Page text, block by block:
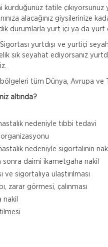
kurduğunuz tatile
alacağınız giysilerinize
durumlarla yurt içi ya da yurt
yurtdışı ve yurtiçi
sık seyahat ediyorsanız
tüm Dünya, Avrupa ve
altında?
nedeniyle tıbbi tedavi
organizasyonu
nedeniyle sigortalının
daimi ikametgaha nakil
ve sigortalıya ulaştırılması
zarar görmesi, çalınması